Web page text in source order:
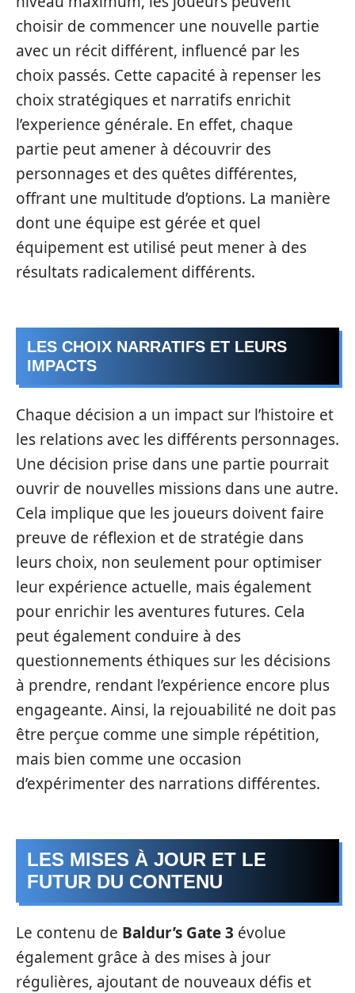
choisir de commencer une nouvelle partie
avec un récit différent, influencé par les
choix passés. Cette capacité à repenser les
choix stratégiques et narratifs enrichit
l’experience générale. En effet, chaque
partie peut amener à découvrir des
personnages et des quêtes différentes,
offrant une multitude d’options. La manière
dont une équipe est gérée et quel
équipement est utilisé peut mener à des
résultats radicalement différents.
LES CHOIX NARRATIFS ET LEURS
IMPACTS
Chaque décision a un impact sur l’histoire et
les relations avec les différents personnages.
Une décision prise dans une partie pourrait
ouvrir de nouvelles missions dans une autre.
Cela implique que les joueurs doivent faire
preuve de réflexion et de stratégie dans
leurs choix, non seulement pour optimiser
leur expérience actuelle, mais également
pour enrichir les aventures futures. Cela
peut également conduire à des
questionnements éthiques sur les décisions
à prendre, rendant l’expérience encore plus
engageante. Ainsi, la rejouabilité ne doit pas
être perçue comme une simple répétition,
mais bien comme une occasion
d’expérimenter des narrations différentes.
LES MISES À JOUR ET LE
FUTUR DU CONTENU
Le contenu de Baldur’s Gate 3 évolue
également grâce à des mises à jour
régulières, ajoutant de nouveaux défis et